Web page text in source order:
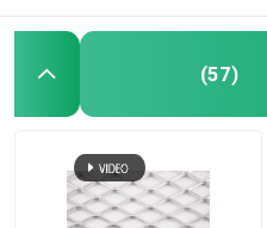
(57)